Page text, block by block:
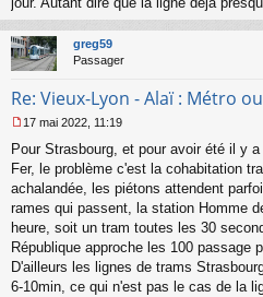
greg59
Passager
Re: Vieux-Lyon - Alaï : Métro
e
s
s
g
e
n
o
n
17 mai 2022, 11:19
Pour Strasbourg, et pour avoir été il y
Fer, le problème c'est la cohabitation
achalandée, les piétons attendent
rames qui passent, la station Homme
heure, soit un tram toutes les 30
République approche les 100 passage
D'ailleurs les lignes de trams
6-10min, ce qui n'est pas le cas de la